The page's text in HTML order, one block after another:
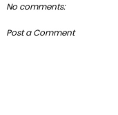
No comments:
Post a Comment